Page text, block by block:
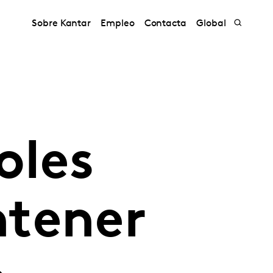
Sobre Kantar Empleo Contacta Global